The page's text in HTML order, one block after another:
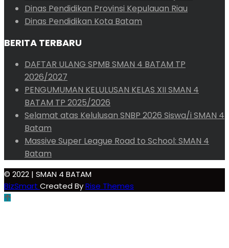
Dinas Pendidikan Provinsi Kepulauan Riau
Dinas Pendidikan Kota Batam
BERITA TERBARU
DAFTAR ULANG SPMB SMAN 4 BATAM TP
2026/2027
PENGUMUMAN KELULUSAN KELAS XII SMAN 4
BATAM TP 2025/2026
Selamat atas Kelulusan SNBP 2026 Siswa/i SMAN 4
Batam
Massive Super League Road to School: SMAN 4
Batam
© 2022 | SMAN 4 BATAM
BizSmart Created ByRise Themes